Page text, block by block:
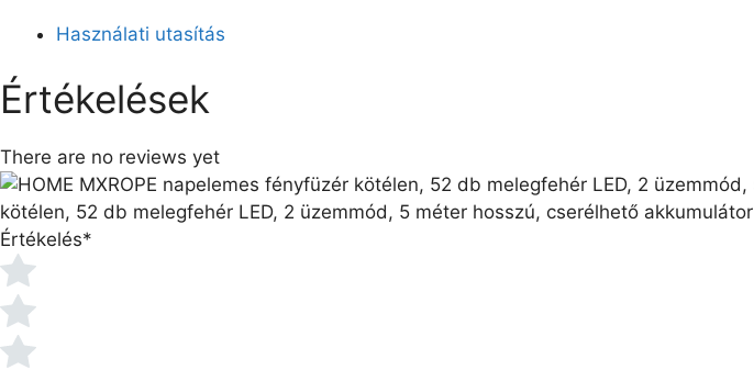
Használati utasítás
Értékelések
There are no reviews yet
kötélen, 52 db melegfehér LED, 2 üzemmód, 5 méter hosszú, cserélhető akkumulátor
Értékelés*